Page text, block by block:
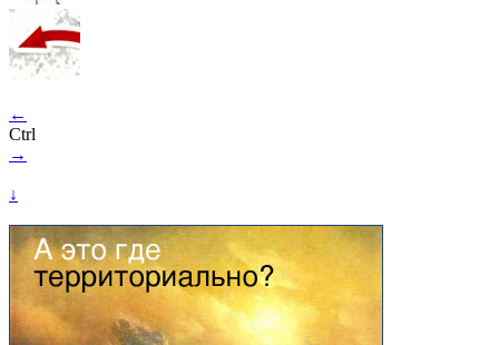
←
Ctrl
→
↓